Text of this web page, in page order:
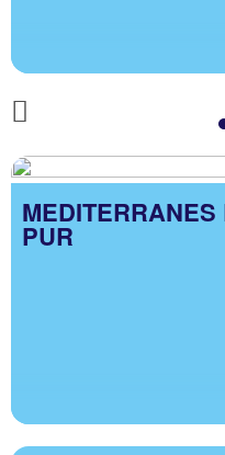
Previous
PUR